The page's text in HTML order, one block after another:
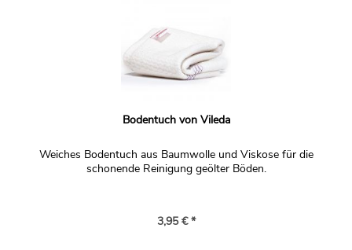
Bodentuch von Vileda
Weiches Bodentuch aus Baumwolle und Viskose für die
schonende Reinigung geölter Böden.
3,95 € *